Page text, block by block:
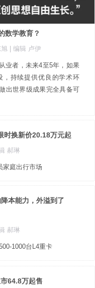
数学教育？
旭 | 编辑 卢伊
业者，未来4至5年，如果
，持续提供优良的学术环
出世界级成果完全具备可
时换新价20.18万元起
郝琳
家庭出行市场
本能力，外溢到了
郝琳
1000台L4重卡
64.8万起售